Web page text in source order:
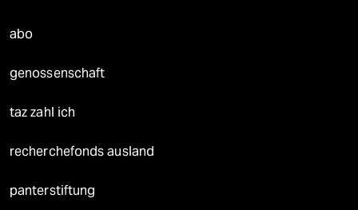
abo
genossenschaft
taz zahl ich
recherchefonds ausland
panterstiftung